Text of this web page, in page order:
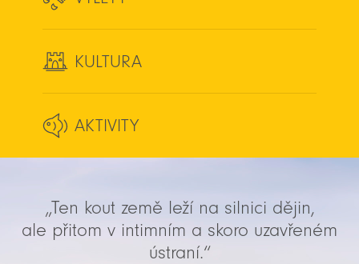
KULTURA
AKTIVITY
„Ten kout země leží na silnici dějin,
ale přitom v intimním a skoro uzavřeném
ústraní.“